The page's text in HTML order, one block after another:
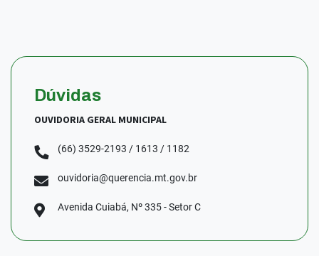
Dúvidas
OUVIDORIA GERAL MUNICIPAL
(66) 3529-2193 / 1613 / 1182
ouvidoria@querencia.mt.gov.br
Avenida Cuiabá, Nº 335 - Setor C